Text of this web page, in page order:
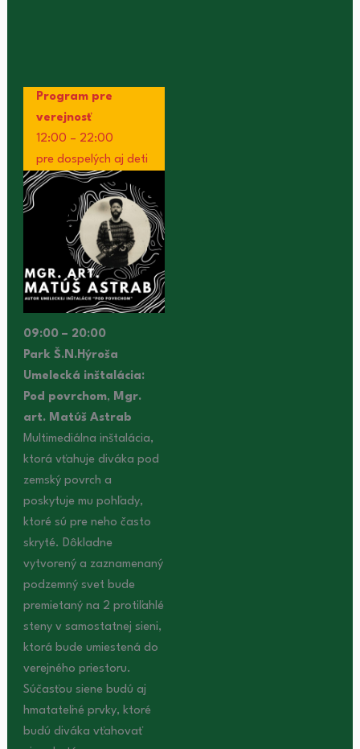
Program pre
verejnosť
12:00 – 22:00
pre dospelých aj deti
09:00 – 20:00
Park Š.N.Hýroša
Umelecká inštalácia:
Pod povrchom, Mgr.
art. Matúš Astrab
Multimediálna inštalácia,
ktorá vťahuje diváka pod
zemský povrch a
poskytuje mu pohľady,
ktoré sú pre neho často
skryté. Dôkladne
vytvorený a zaznamenaný
podzemný svet bude
premietaný na 2 protiľahlé
steny v samostatnej sieni,
ktorá bude umiestená do
verejného priestoru.
Súčasťou siene budú aj
hmatateľné prvky, ktoré
budú diváka vťahovať